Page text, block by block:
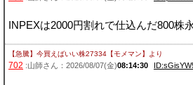
INPEXは2000円割れで仕込んだ800株
【急騰】今買えばいい株27334【モメマン】 より
702 :山師さん：2026/08/07(金)08:14:30